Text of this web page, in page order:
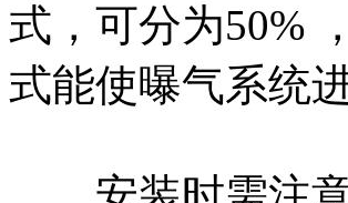
式，可分为50%
式能使曝气系统